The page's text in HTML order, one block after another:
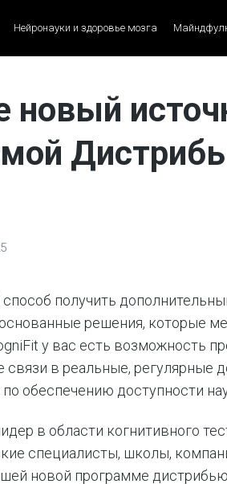
Нейронауки и здоровье мозга
новый
получить
решения, которые
у вас есть возможность
в реальные, регулярные
обеспечению доступности
в области когнитивного
специалисты, школы,
новой программе